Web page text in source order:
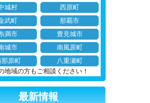
城村
西原町
武町
那覇市
満市
豊見城市
城市
南風原町
那原町
八重瀬町
地域の方もご相談ください！
最新情報